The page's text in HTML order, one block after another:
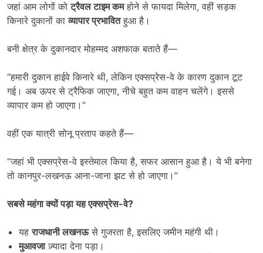
जहां आम लोगों कोट्रैवल टाइम कमहोने से फायदा मिलेगा, वहीं सड़क
किनारे दुकानों काव्यापार प्रभावितहुआ है।
बनी क्षेत्र के दुकानदार मोहम्मद अशफाक बताते हैं—
“हमारी दुकान हाईवे किनारे थी, लेकिन एक्सप्रेस-वे के कारण दुकान टूट
गई। अब ऊपर से ट्रैफिक जाएगा, नीचे बहुत कम वाहन चलेंगे। इससे
व्यापार कम हो जाएगा।”
वहीं एक यात्री सोनू प्रताप कहते हैं—
“जहां भी एक्सप्रेस-वे इस्तेमाल किया है, सफर आसान हुआ है। ये भी बनेगा
तो कानपुर-लखनऊ आना-जाना झट से हो जाएगा।”
सबसे महंगा क्यों पड़ा यह एक्सप्रेस-वे?
यहराजधानी लखनऊसे गुजरता है, इसलिए जमीन महंगी थी।
मुआवजाज़्यादा देना पड़ा।